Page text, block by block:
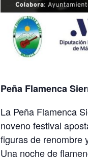
Peña Flamenca
La Peña Flamenca
noveno festival
figuras de renombre
Una noche de